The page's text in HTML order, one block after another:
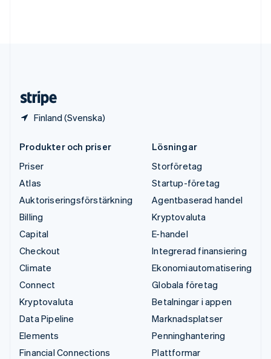
Finland (Svenska)
Produkter och priser
Priser
Atlas
Auktoriseringsförstärkning
Billing
Capital
Checkout
Climate
Connect
Kryptovaluta
Data Pipeline
Elements
Financial Connections
Lösningar
Storföretag
Startup-företag
Agentbaserad handel
Kryptovaluta
E-handel
Integrerad finansiering
Ekonomiautomatisering
Globala företag
Betalningar i appen
Marknadsplatser
Penninghantering
Plattformar